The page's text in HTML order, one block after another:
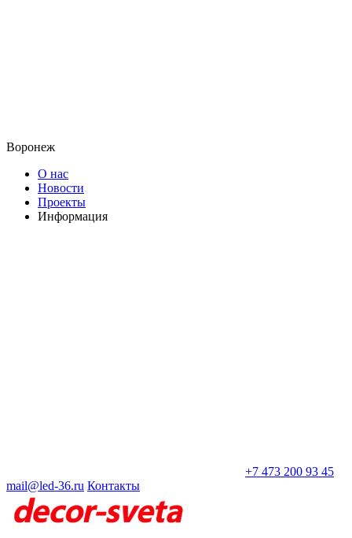
Воронеж
О нас
Новости
Проекты
Информация
+7 473 200 93 45
mail@led-36.ru Контакты